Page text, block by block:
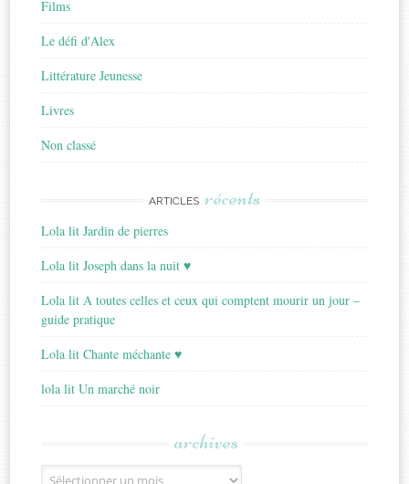
Films
Le défi d'Alex
Littérature Jeunesse
Livres
Non classé
ARTICLES récents
Lola lit Jardin de pierres
Lola lit Joseph dans la nuit ♥
Lola lit A toutes celles et ceux qui comptent mourir un jour –
guide pratique
Lola lit Chante méchante ♥
lola lit Un marché noir
archives
Archives